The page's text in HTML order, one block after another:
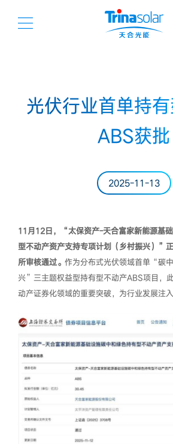
光伏行业首单持
ABS获批
2025-11-13
11月12日，“太保资产-天合富家新能源基
型不动产资产支持专项计划（乡村振兴）”
所审核通过。 作为分布式光伏领域首单“碳
兴”三主题权益型持有型不动产ABS项目，
动产证券化领域的重要突破，为行业发展注